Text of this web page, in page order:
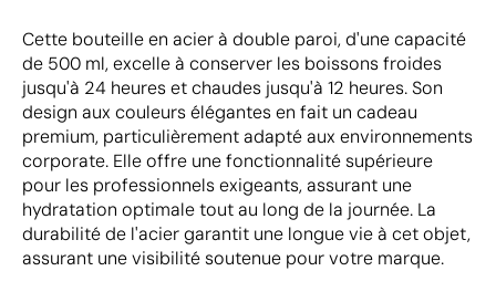
Cette bouteille en acier à double paroi, d'une capacité
de 500 ml, excelle à conserver les boissons froides
jusqu'à 24 heures et chaudes jusqu'à 12 heures. Son
design aux couleurs élégantes en fait un cadeau
premium, particulièrement adapté aux environnements
corporate. Elle offre une fonctionnalité supérieure
pour les professionnels exigeants, assurant une
hydratation optimale tout au long de la journée. La
durabilité de l'acier garantit une longue vie à cet objet,
assurant une visibilité soutenue pour votre marque.